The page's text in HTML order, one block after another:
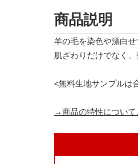
商品説明
羊の毛を染色や漂白
肌ざわりだけでなく
<無料生地サンプルは
→商品の特性について